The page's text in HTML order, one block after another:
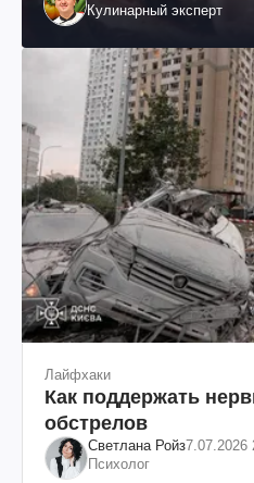
Кулинарный эксперт
Лайфхаки
Как поддержать
обстрелов
Светлана Ройз7.07.2026
Психолог